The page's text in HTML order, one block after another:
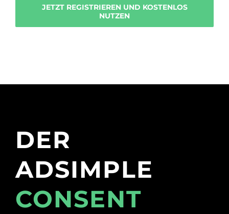
JETZT REGISTRIEREN UND KOSTENLOS
NUTZEN
DER
ADSIMPLE
CONSENT